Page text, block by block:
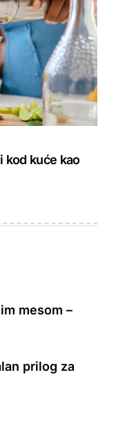
kod kuće kao
mesom –
prilog za